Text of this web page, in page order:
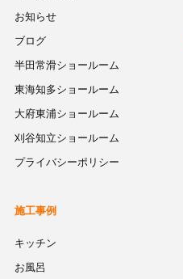
お知らせ
ブログ
半田常滑ショールーム
東海知多ショールーム
大府東浦ショールーム
刈谷知立ショールーム
プライバシーポリシー
施工事例
キッチン
お風呂